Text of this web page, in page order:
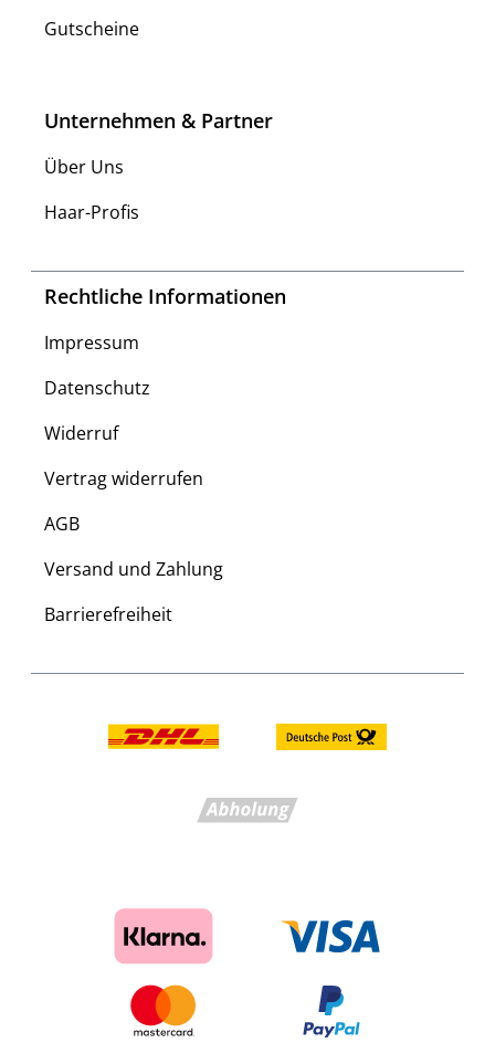
Gutscheine
Unternehmen & Partner
Über Uns
Haar-Profis
Rechtliche Informationen
Impressum
Datenschutz
Widerruf
Vertrag widerrufen
AGB
Versand und Zahlung
Barrierefreiheit